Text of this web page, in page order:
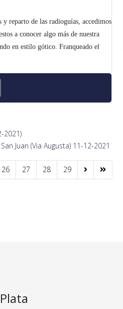
y reparto de las radioguías, accedimos
a conocer algo más de nuestra
en estilo gótico. Franqueado el
2021)
Juan (Via Augusta) 11-12-2021
26 27 28 29